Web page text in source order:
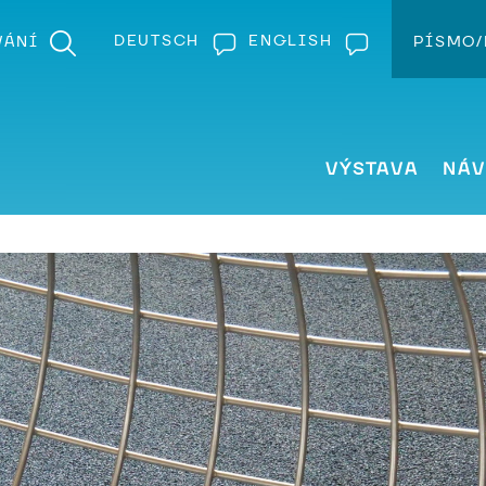
DEUTSCH ENGLISH PÍSMO/
VÝSTAVA